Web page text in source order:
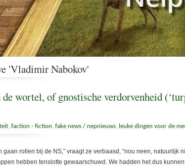
'Vladimir Nabokov'
wortel, of gnostische verdorvenheid
faction - fiction fake news / nepnieuws leuke dingen voor de
gaan rollen bij de NS,” vraagt ze verbaasd, “nou neen, natuurlijk
hebben tenslotte gewaarschuwd. We hadden het dus